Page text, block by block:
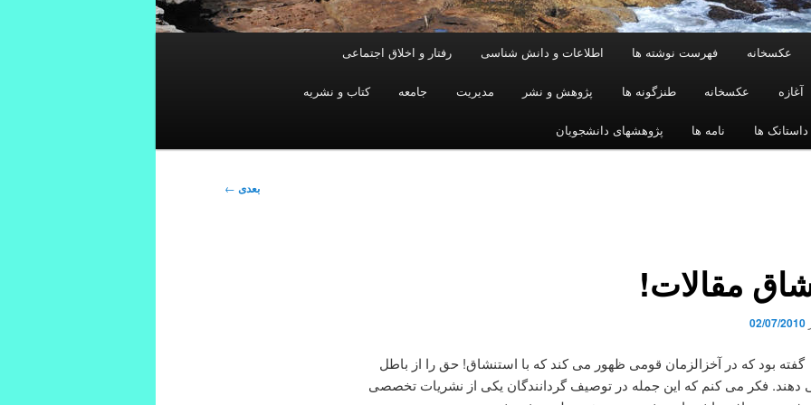
عکسخانه فهرست نوشته ها اطلاعات و دانش شناسی رفتار و اخلاق اجتماعی
آغازه عکسخانه طنزگونه ها پژوهش و نشر مدیریت جامعه کتاب و نشریه
داستانک ها نامه ها پژوهشهای دانشجویان
بعدی ←
مقالات!
02/07/2010
گفته بود که در آخزالزمان قومی ظهور می کند که با استنشاق! حق را از باطل
فکر می کنم که این جمله در توصیف گردانندگان یکی از نشریات تخصصی